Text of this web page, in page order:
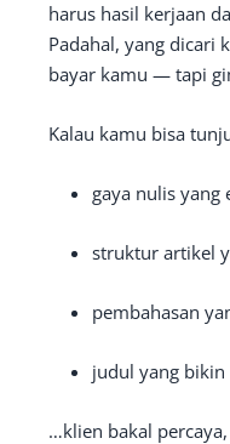
harus hasil kerjaan
Padahal, yang dicari
bayar kamu — tapi
Kalau kamu bisa
gaya nulis yang
struktur artikel
pembahasan
judul yang bikin
…klien bakal percaya,